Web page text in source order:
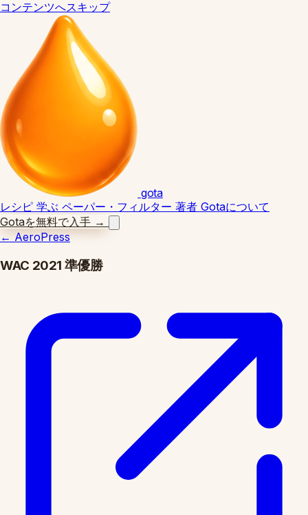
コンテンツへスキップ
gota
レシピ 学ぶ ペーパー・フィルター 著者 Gotaについて
Gotaを無料で入手 →
← AeroPress
WAC 2021 準優勝